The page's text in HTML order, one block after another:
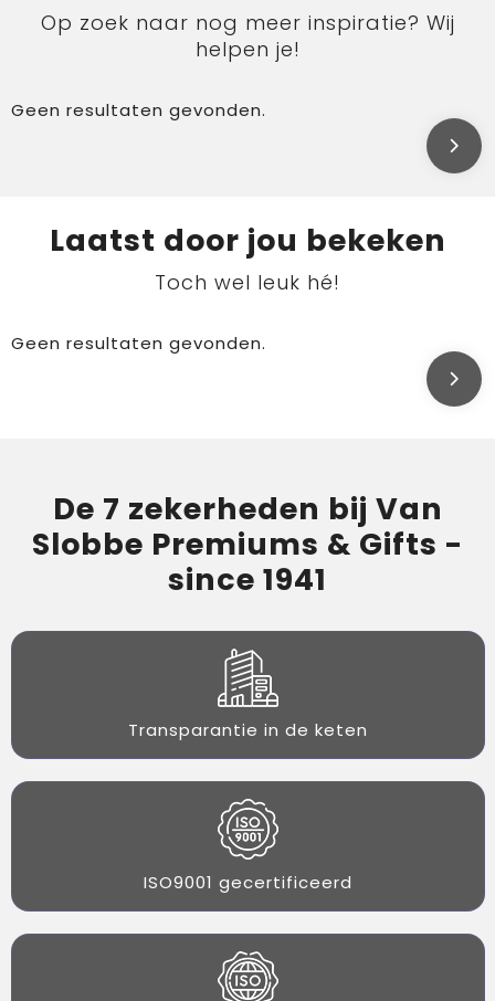
Op zoek naar nog meer inspiratie? Wij
helpen je!
Geen resultaten gevonden.
Laatst door jou bekeken
Toch wel leuk hé!
Geen resultaten gevonden.
De 7 zekerheden bij Van
Slobbe Premiums & Gifts -
since 1941
Transparantie in de keten
ISO9001 gecertificeerd